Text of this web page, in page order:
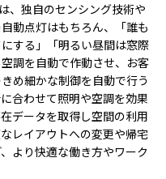
、独自のセンシング技術や
動点灯はもちろん、「誰も
する」「明るい昼間は窓際
調を自動で作動させ、お客
め細かな制御を自動で行う
合わせて照明や空調を効果
データを取得し空間の利用
レイアウトへの変更や帰宅
より快適な働き方やワーク